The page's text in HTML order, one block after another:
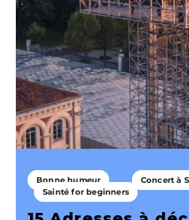
Bonne humeur Concert à
Sainté for beginners